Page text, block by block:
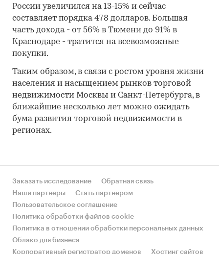
России увеличился на 13-15% и сейчас
составляет порядка 478 долларов. Большая
часть дохода - от 56% в Тюмени до 91% в
Краснодаре - тратится на всевозможные
покупки.
Таким образом, в связи с ростом уровня жизни
населения и насыщением рынков торговой
недвижимости Москвы и Санкт-Петербурга, в
ближайшие несколько лет можно ожидать
бума развития торговой недвижимости в
регионах.
Заказать исследование
Обратная связь
Наши партнеры
Стать партнером
Пользовательское соглашение
Политика обработки файлов cookie
Политика в отношении обработки персональных данных
Облако для бизнеса
Корпоративный регистратор доменов
Хостинг сайтов